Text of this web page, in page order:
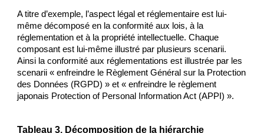
A titre d’exemple, l’aspect légal et réglementaire est lui-
même décomposé en la conformité aux lois, à la
réglementation et à la propriété intellectuelle. Chaque
composant est lui-même illustré par plusieurs scenarii.
Ainsi la conformité aux réglementations est illustrée par les
scenarii « enfreindre le Règlement Général sur la Protection
des Données (RGPD) » et « enfreindre le règlement
japonais Protection of Personal Information Act (APPI) ».
Tableau 3. Décomposition de la hiérarchie